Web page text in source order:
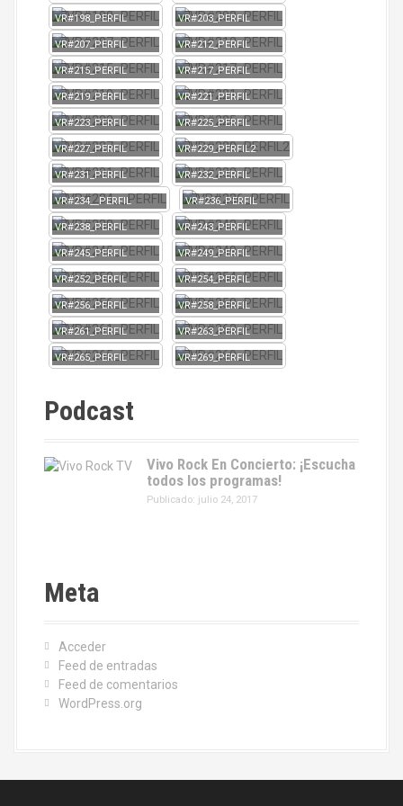
VR#198_PERFIL VR#203_PERFIL
VR#207_PERFIL VR#212_PERFIL
VR#215_PERFIL VR#217_PERFIL
VR#219_PERFIL VR#221_PERFIL
VR#223_PERFIL VR#225_PERFIL
VR#227_PERFIL VR#229_PERFIL2
VR#231_PERFIL VR#232_PERFIL
VR#234__PERFIL VR#236_PERFIL
VR#238_PERFIL VR#243_PERFIL
VR#245_PERFIL VR#249_PERFIL
VR#252_PERFIL VR#254_PERFIL
VR#256_PERFIL VR#258_PERFIL
VR#261_PERFIL VR#263_PERFIL
VR#265_PERFIL VR#269_PERFIL
Podcast
Vivo Rock En Concierto: ¡Escucha
todos los programas!
Publicado: julio 24, 2017
Meta
Acceder
Feed de entradas
Feed de comentarios
WordPress.org